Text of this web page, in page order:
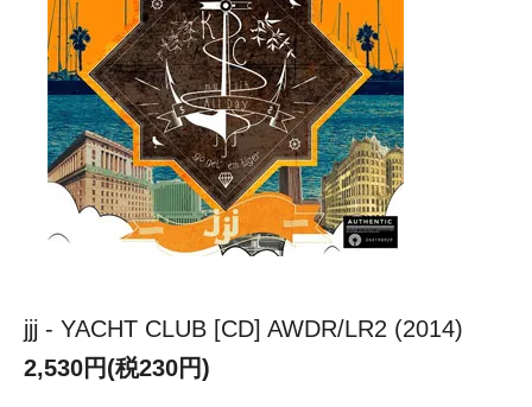
jjj - YACHT CLUB [CD] AWDR/LR2 (2014)
2,530円(税230円)